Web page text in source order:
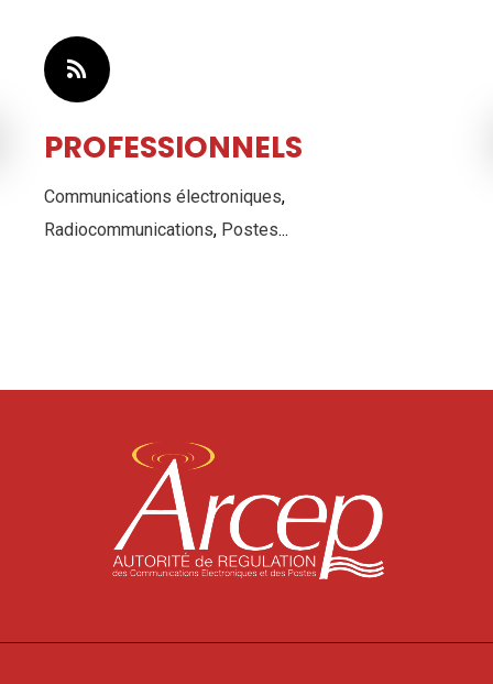
PROFESSIONNELS
Communications électroniques,
Radiocommunications, Postes...